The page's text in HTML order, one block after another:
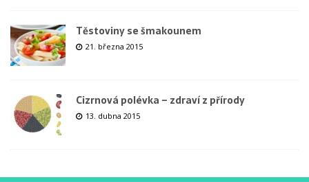
Těstoviny se šmakounem
21. března 2015
Cizrnová polévka – zdraví z přírody
13. dubna 2015